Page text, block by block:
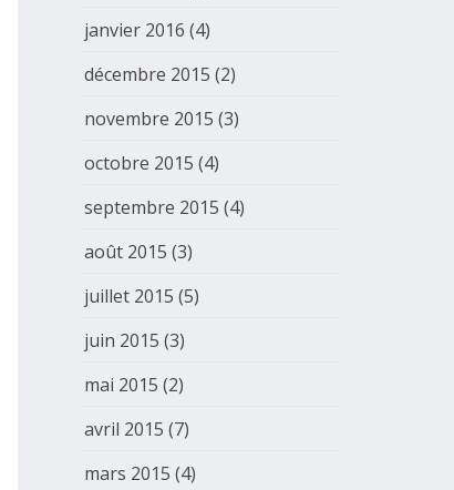
janvier 2016 (4)
décembre 2015 (2)
novembre 2015 (3)
octobre 2015 (4)
septembre 2015 (4)
août 2015 (3)
juillet 2015 (5)
juin 2015 (3)
mai 2015 (2)
avril 2015 (7)
mars 2015 (4)